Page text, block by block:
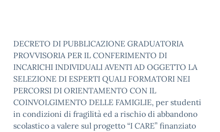
DECRETO DI PUBBLICAZIONE GRADUATORIA
PROVVISORIA PER IL CONFERIMENTO DI
INCARICHI INDIVIDUALI AVENTI AD OGGETTO LA
SELEZIONE DI ESPERTI QUALI FORMATORI NEI
PERCORSI DI ORIENTAMENTO CON IL
COINVOLGIMENTO DELLE FAMIGLIE, per studenti
in condizioni di fragilità ed a rischio di abbandono
scolastico a valere sul progetto “I CARE” finanziato